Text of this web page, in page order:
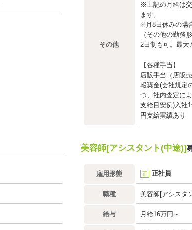
その他
※上記の月給は
ます。
※月8日休みの場
（その他の勤務
2日制も可。最大
【各種手当】
店販手当（店販
報奨金(会社規定
つ、社内査定に
支給目安例)入
円支給実績あり
美容師[アシスタント(中途)]
雇用形態 正 正社員
職種 美容師[アシスタ
給与 月給16万円～